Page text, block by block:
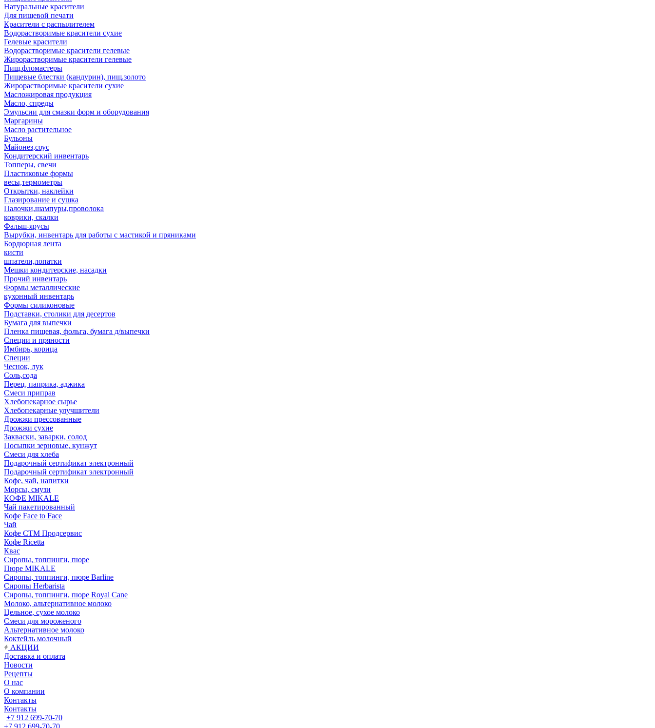
Натуральные красители
Для пищевой печати
Красители с распылителем
Водорастворимые красители сухие
Гелевые красители
Водорастворимые красители гелевые
Жирорастворимые красители гелевые
Пищ.фломастеры
Пищевые блестки (кандурин), пищ.золото
Жирорастворимые красители сухие
Масложировая продукция
Масло, спреды
Эмульсии для смазки форм и оборудования
Маргарины
Масло растительное
Бульоны
Майонез,соус
Кондитерский инвентарь
Топперы, свечи
Пластиковые формы
весы,термометры
Открытки, наклейки
Глазирование и сушка
Палочки,шампуры,проволока
коврики, скалки
Фальш-ярусы
Вырубки, инвентарь для работы с мастикой и пряниками
Бордюрная лента
кисти
шпатели,лопатки
Мешки кондитерские, насадки
Прочий инвентарь
Формы металлические
кухонный инвентарь
Формы силиконовые
Подставки, столики для десертов
Бумага для выпечки
Пленка пищевая, фольга, бумага д/выпечки
Специи и пряности
Имбирь, корица
Специи
Чеснок, лук
Соль,сода
Перец, паприка, аджика
Смеси приправ
Хлебопекарное сырье
Хлебопекарные улучшители
Дрожжи прессованные
Дрожжи сухие
Закваски, заварки, солод
Посыпки зерновые, кунжут
Смеси для хлеба
Подарочный сертификат электронный
Подарочный сертификат электронный
Кофе, чай, напитки
Морсы, смузи
КОФЕ MIKALE
Чай пакетированный
Кофе Face to Face
Чай
Кофе СТМ Продсервис
Кофе Ricetta
Квас
Сиропы, топпинги, пюре
Пюре MIKALE
Сиропы, топпинги, пюре Barline
Сиропы Herbarista
Сиропы, топпинги, пюре Royal Cane
Молоко, альтернативное молоко
Цельное, сухое молоко
Смеси для мороженого
Альтернативное молоко
Коктейль молочный
АКЦИИ
Доставка и оплата
Новости
Рецепты
О нас
О компании
Контакты
Контакты
+7 912 699-70-70
+7 912 699-70-70